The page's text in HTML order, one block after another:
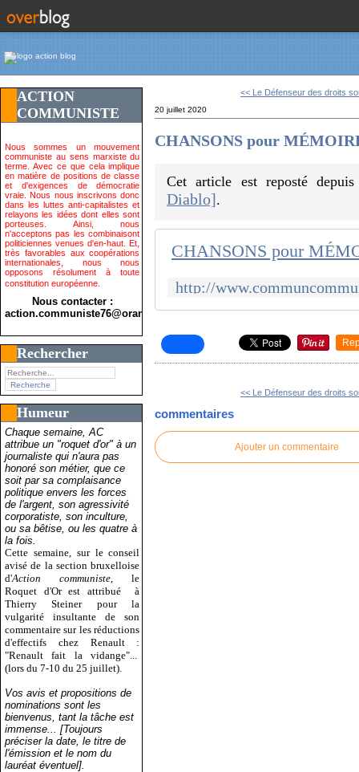
ACTION
COMMUNISTE
Nous sommes un mouvement
communiste au sens marxiste du
terme. Avec ce que cela implique
en matière de positions de classe
et d'exigences de démocratie
vraie. Nous nous inscrivons donc
dans les luttes anti-capitalistes et
relayons les idées dont elles sont
porteuses. Ainsi, nous
n'acceptons pas les combinaisont
politiciennes venues d'en-haut. Et,
très favorables aux coopérations
internationales, nous nous
opposons résolument à toute
constitution européenne.
Nous contacter :
action.communiste76@orange.fr>
Rechercher
Humeur
Chaque semaine, AC
attribue un "roquet d'or" à un
journaliste qui n'aura pas
honoré son métier, que ce
soit par sa complaisance
politique envers les forces
de l'argent, son agressivité
corporatiste, son inculture,
ou sa bêtise, ou les quatre à
la fois.
Cette semaine, sur le conseil
avisé de la section bruxelloise
d'Action communiste , le
Roquet d'Or est attribué
à
Thierry Steiner pour la
vulgarité insultante de son
commentaire sur les réductions
d'effectifs chez Renault :
"Renault fait la vidange"...
(lors du 7-10 du 25 juillet).
Vos avis et propositions de
nominations sont les
bienvenus, tant la tâche est
immense... [Toujours
préciser la date, le titre de
l'émission et le nom du
lauréat éventuel].
<< Le Défenseur des droits
20 juillet 2020
CHANSONS pour
Cet article est reposté
Diablo].
<< Le Défenseur des droits
commentaires
Ajouter un commentaire